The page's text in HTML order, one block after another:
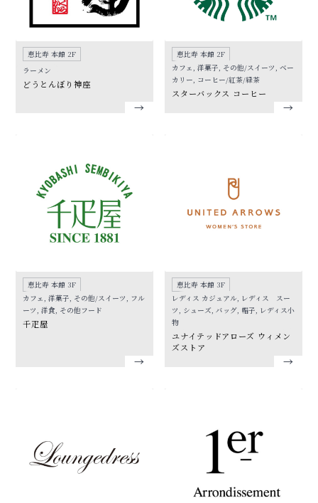
恵比寿 本館 2F
ラーメン
どうとんぼり神座
恵比寿 本館 2F
カフェ, 洋菓子, その他/スイーツ, ベー
カリー, コーヒー/紅茶/緑茶
スターバックス コーヒー
恵比寿 本館 3F
カフェ, 洋菓子, その他/スイーツ, フル
ーツ, 洋食, その他フード
千疋屋
恵比寿 本館 3F
レディス カジュアル, レディス スー
ツ, シューズ, バッグ, 帽子, レディス小
物
ユナイテッドアローズ ウィメン
ズストア